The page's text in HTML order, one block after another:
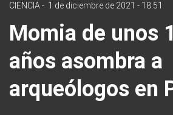
CIENCIA - 1 de diciembre de 2021 - 18:51
Momia de unos
años asombra a
arqueólogos en